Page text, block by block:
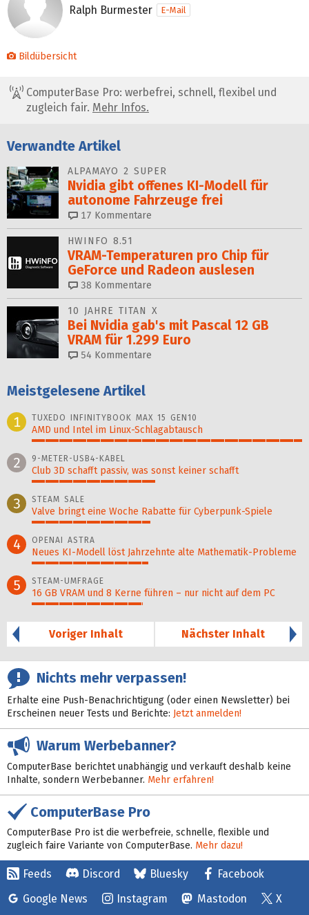
Ralph Burmester E-Mail
Bildübersicht
ComputerBase Pro: werbefrei, schnell, flexibel und
zugleich fair. Mehr Infos.
Verwandte Artikel
ALPAMAYO 2 SUPER
Nvidia gibt offenes KI-Modell für
autonome Fahrzeuge frei
17 Kommentare
HWINFO 8.51
VRAM-Temperaturen pro Chip für
GeForce und Radeon auslesen
38 Kommentare
10 JAHRE TITAN X
Bei Nvidia gab's mit Pascal 12 GB
VRAM für 1.299 Euro
54 Kommentare
Meistgelesene Artikel
1
TUXEDO INFINITYBOOK MAX 15 GEN10
AMD und Intel im Linux-Schlagabtausch
100%
2 9-METER-USB4-KABEL
Club 3D schafft passiv, was sonst keiner schafft
46%
3 STEAM SALE
Valve bringt eine Woche Rabatte für Cyberpunk-Spiele
44%
4 OPENAI ASTRA
Neues KI-Modell löst Jahr­zehn­te alte Ma­thematik-Pro­ble­me
43%
5 STEAM-UMFRAGE
16 GB VRAM und 8 Kerne führen – nur nicht auf dem PC
41%
Voriger Inhalt
Nächster Inhalt
Nichts mehr verpassen!
Erhalte eine Push-Benachrichtigung (oder einen Newsletter) bei
Erscheinen neuer Tests und Berichte: Jetzt anmelden!
Warum Werbebanner?
ComputerBase berichtet unabhängig und verkauft deshalb keine
Inhalte, sondern Werbebanner. Mehr erfahren!
ComputerBase Pro
ComputerBase Pro ist die werbefreie, schnelle, flexible und
zugleich faire Variante von ComputerBase. Mehr dazu!
Feeds Discord Bluesky
Facebook
Google News
Instagram Mastodon X